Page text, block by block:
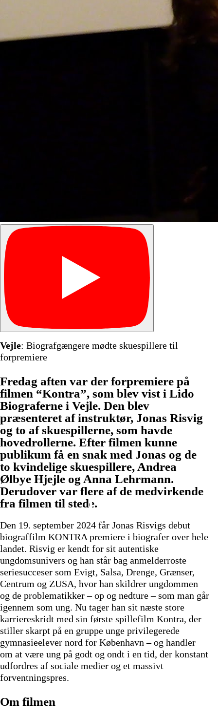
Vejle: Biografgængere mødte skuespillere til
forpremiere
Fredag aften var der forpremiere på
filmen “Kontra”, som blev vist i Lido
Biograferne i Vejle. Den blev
præsenteret af instruktør, Jonas Risvig
og to af skuespillerne, som havde
hovedrollerne. Efter filmen kunne
publikum få en snak med Jonas og de
to kvindelige skuespillere, Andrea
Ølbye Hjejle og Anna Lehrmann.
Derudover var flere af de medvirkende
fra filmen til stede.
Den 19. september 2024 får Jonas Risvigs debut
biograffilm KONTRA premiere i biografer over hele
landet. Risvig er kendt for sit autentiske
ungdomsunivers og han står bag anmelderroste
seriesucceser som Evigt, Salsa, Drenge, Grænser,
Centrum og ZUSA, hvor han skildrer ungdommen
og de problematikker – op og nedture – som man går
igennem som ung. Nu tager han sit næste store
karriereskridt med sin første spillefilm Kontra, der
stiller skarpt på en gruppe unge privilegerede
gymnasieelever nord for København – og handler
om at være ung på godt og ondt i en tid, der konstant
udfordres af sociale medier og et massivt
forventningspres.
Om filmen